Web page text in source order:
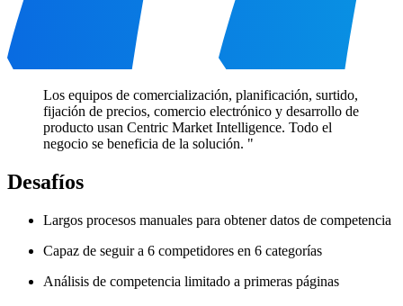
Los equipos de comercialización, planificación, surtido,
fijación de precios, comercio electrónico y desarrollo de
producto usan Centric Market Intelligence. Todo el
negocio se beneficia de la solución. "
Desafíos
Largos procesos manuales para obtener datos de competencia
Capaz de seguir a 6 competidores en 6 categorías
Análisis de competencia limitado a primeras páginas